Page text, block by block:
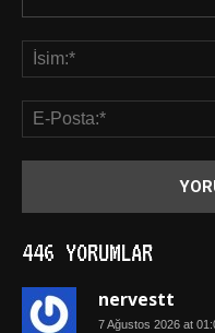
446 YORUMLAR
nervestt
7 Ağustos 2026 at